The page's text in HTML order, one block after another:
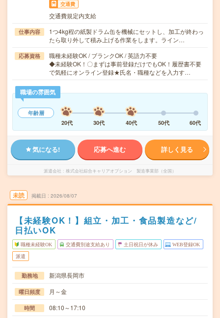
交通費
交通費規定内支給
仕事内容
1つ4kg程の紙製ドラム缶を機械にセットし、加工が終わっ
たら取り外して積み上げる作業をします。ライン…
応募資格
職種未経験OK / ブランクOK / 英語力不要
◆未経験OK！〇まずは事前登録だけでもOK！履歴書不要
で気軽にオンライン登録★氏名・職種などを入力す…
職場の雰囲気
年齢層
20代
30代 40代 50代 60代
気になる! 応募へ進む 詳しく見る
派遣会社 株式会社綜合キャリアオプション 製造事業部（全国）
未読 掲載日 2026/08/07
【未経験OK！】組立・加工・食品製造など/
日払いOK
職種未経験OK 交通費別途支給あり 土日祝日が休み WEB登録OK
派遣
勤務地 新潟県長岡市
曜日頻度 月～金
時間 08:10～17:10